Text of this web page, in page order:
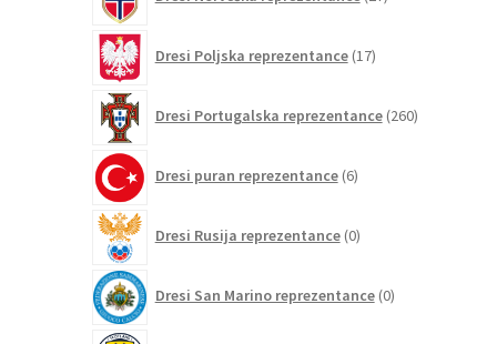
izdelkov
Dresi Poljska reprezentance 17izdelkov
Dresi Portugalska reprezentance 260izdelkov
Dresi puran reprezentance 6izdelkov
Dresi Rusija reprezentance 0izdelkov
Dresi San Marino reprezentance 0izdelkov